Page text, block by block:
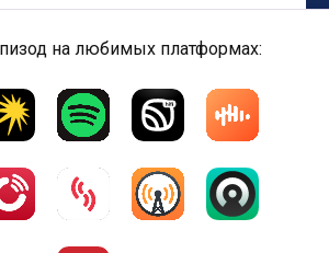
на любимых платформах: